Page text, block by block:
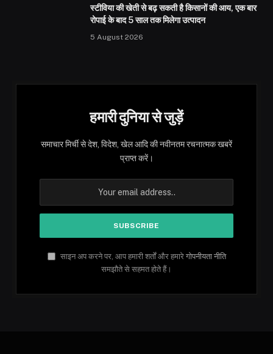
स्टीविया की खेती से बढ़ सकती है किसानों की आय, एक बार
रोपाई के बाद 5 साल तक मिलेगा उत्पादन
5 August 2026
हमारी दुनिया से जुड़ें
समाचार मिर्ची से देश, विदेश, खेल आदि की नवीनतम रचनात्मक खबरें
प्राप्त करें।
साइन अप करने पर, आप हमारी शर्तों और हमारे गोपनीयता नीति
समझौते से सहमत होते हैं।